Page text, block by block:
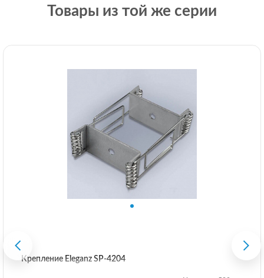
Товары из той же серии
Крепление Eleganz SP-4204